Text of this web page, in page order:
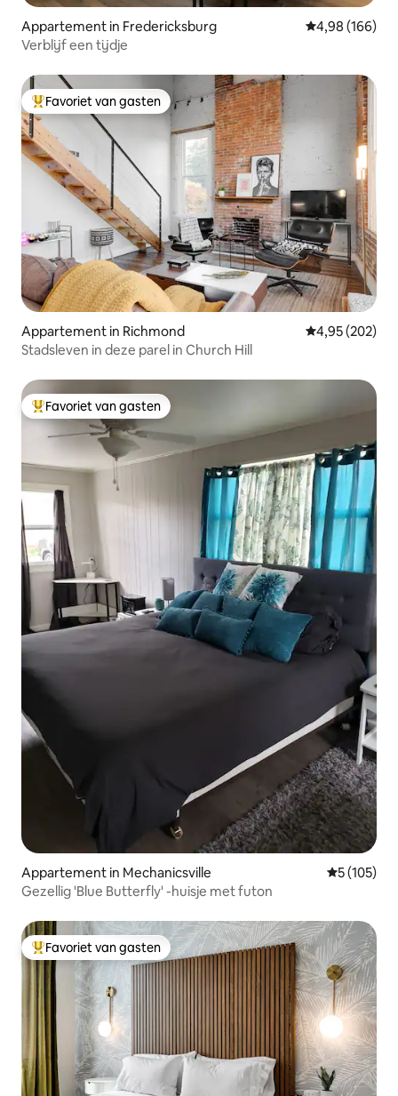
Appartement in Fredericksburg Gemiddelde
4,98 (166)
Verblijf een tijdje
Topfavoriet van gasten
Favoriet van gasten
Appartement in Richmond Gemiddelde
4,95 (202)
Stadsleven in deze parel in Church Hill
Topfavoriet van gasten
Favoriet van gasten
Appartement in Mechanicsville
5 (105)
Gezellig 'Blue Butterfly' -huisje met futon
Topfavoriet van gasten
Favoriet van gasten